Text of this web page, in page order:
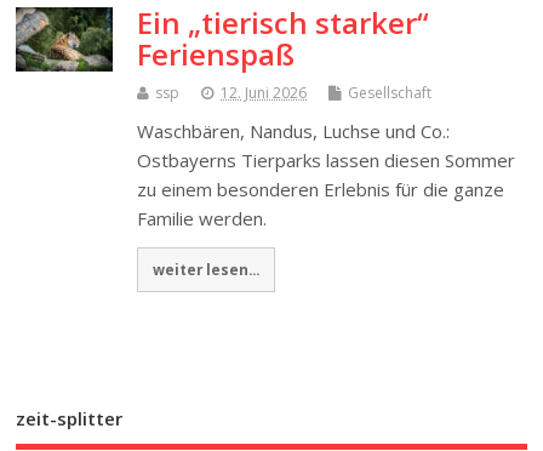
Ein „tierisch starker“
Ferienspaß
ssp 12. Juni 2026 Gesellschaft
Waschbären, Nandus, Luchse und Co.:
Ostbayerns Tierparks lassen diesen Sommer
zu einem besonderen Erlebnis für die ganze
Familie werden.
weiter lesen...
zeit-splitter